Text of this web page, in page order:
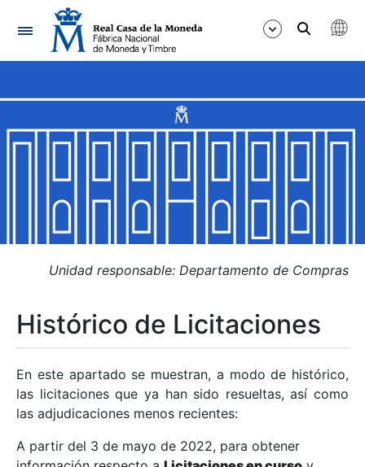
Navegación
Mostrar/Ocultar
Mostrar/Ocultar
Mostrar/Ocultar
Mostrar/Ocultar
Mostrar/Ocultar
Mostrar/Ocultar
Unidad responsable: Departamento de Compras
Histórico de Licitaciones
En este apartado se muestran, a modo de histórico,
las licitaciones que ya han sido resueltas, así como
las adjudicaciones menos recientes:
A partir del 3 de mayo de 2022, para obtener